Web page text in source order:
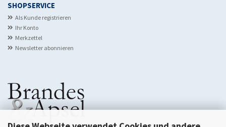
SHOPSERVICE
Als Kunde registrieren
Ihr Konto
Merkzettel
Newsletter abonnieren